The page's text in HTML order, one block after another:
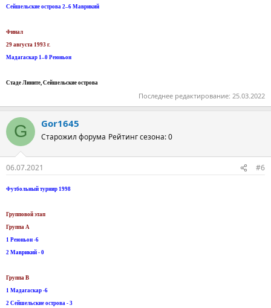
Сейшельские острова 2–6 Маврикий
Финал
29 августа 1993 г.
Мадагаскар 1–0 Реюньон
Стаде Лините, Сейшельские острова
Последнее редактирование: 25.03.2022
G Gor1645
Старожил форума Рейтинг сезона: 0
06.07.2021 #6
Футбольный турнир 1998
Групповой этап
Группа А
1 Реюньон -6
2 Маврикий - 0
Группа B
1 Мадагаскар -6
2 Сейшельские острова - 3